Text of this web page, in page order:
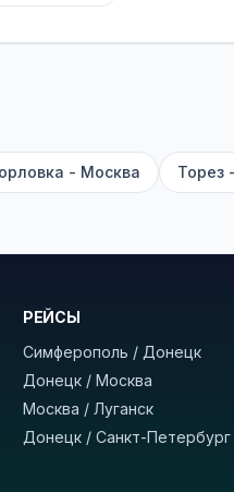
У нас
не нужно.
прибытия, время в
- Москва Торез
РЕЙСЫ
Симферополь / Донецк
Донецк / Москва
Москва / Луганск
Донецк / Санкт-Петербург